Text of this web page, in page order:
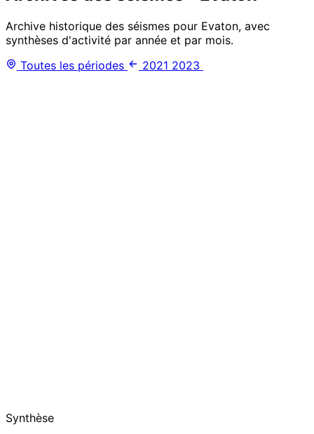
Archive historique des séismes pour Evaton, avec
synthèses d'activité par année et par mois.
Toutes les périodes
2021 2023
Synthèse